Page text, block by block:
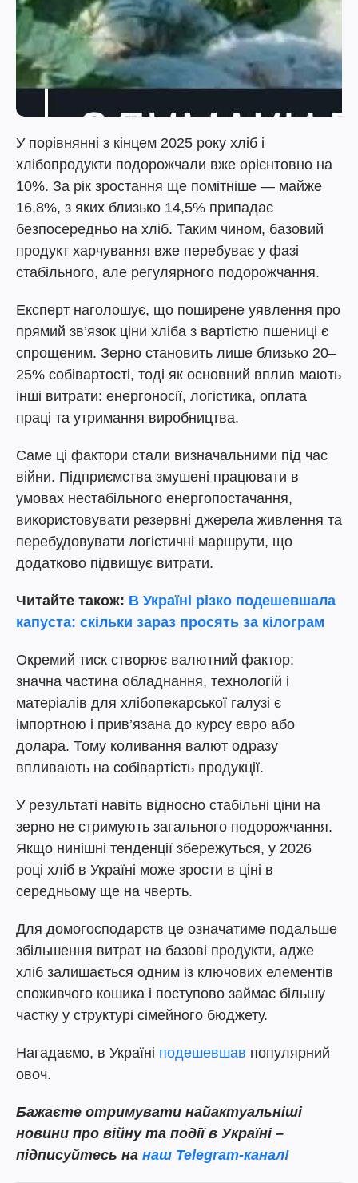
У порівнянні з кінцем 2025 року хліб і
хлібопродукти подорожчали вже орієнтовно на
10%. За рік зростання ще помітніше — майже
16,8%, з яких близько 14,5% припадає
безпосередньо на хліб. Таким чином, базовий
продукт харчування вже перебуває у фазі
стабільного, але регулярного подорожчання.
Експерт наголошує, що поширене уявлення про
прямий зв’язок ціни хліба з вартістю пшениці є
спрощеним. Зерно становить лише близько 20–
25% собівартості, тоді як основний вплив мають
інші витрати: енергоносії, логістика, оплата
праці та утримання виробництва.
Саме ці фактори стали визначальними під час
війни. Підприємства змушені працювати в
умовах нестабільного енергопостачання,
використовувати резервні джерела живлення та
перебудовувати логістичні маршрути, що
додатково підвищує витрати.
Читайте також: В Україні різко подешевшала
капуста: скільки зараз просять за кілограм
Окремий тиск створює валютний фактор:
значна частина обладнання, технологій і
матеріалів для хлібопекарської галузі є
імпортною і прив’язана до курсу євро або
долара. Тому коливання валют одразу
впливають на собівартість продукції.
У результаті навіть відносно стабільні ціни на
зерно не стримують загального подорожчання.
Якщо нинішні тенденції збережуться, у 2026
році хліб в Україні може зрости в ціні в
середньому ще на чверть.
Для домогосподарств це означатиме подальше
збільшення витрат на базові продукти, адже
хліб залишається одним із ключових елементів
споживчого кошика і поступово займає більшу
частку у структурі сімейного бюджету.
Нагадаємо, в Україні подешевшав популярний
овоч.
Бажаєте отримувати найактуальніші
новини про війну та події в Україні –
підписуйтесь на наш Telegram-канал!